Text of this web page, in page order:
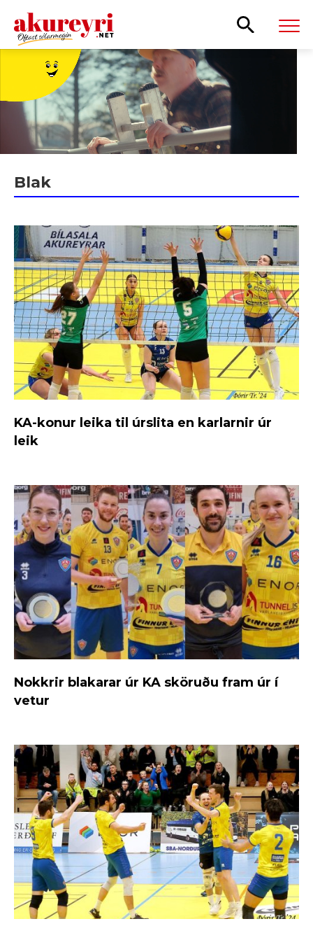
Blak
KA-konur leika til úrslita en karlarnir úr
leik
Nokkrir blakarar úr KA sköruðu fram úr í
vetur